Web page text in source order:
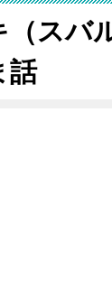
（スバ
話